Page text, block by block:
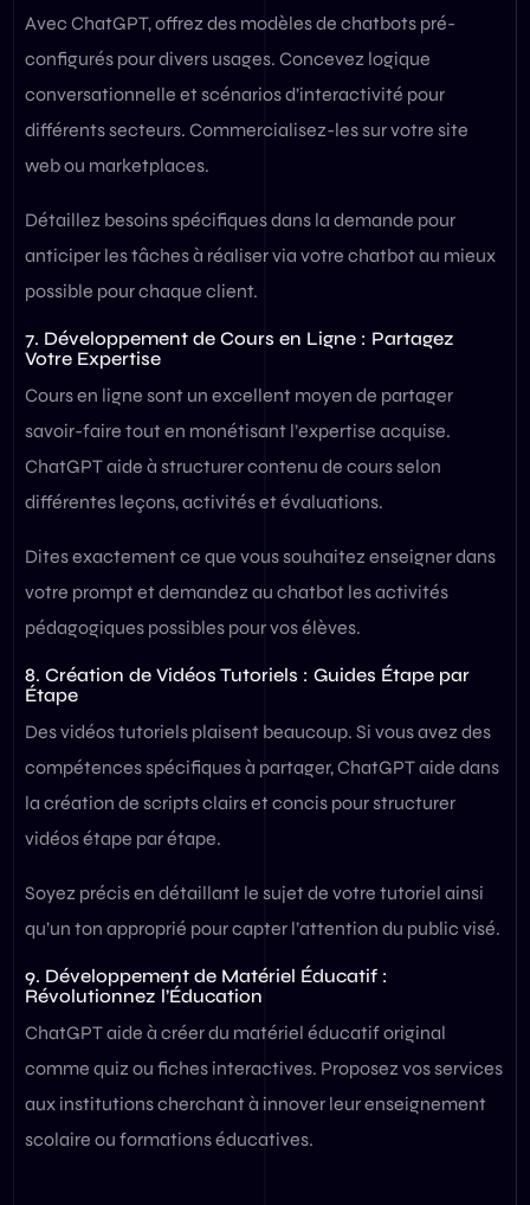
Avec ChatGPT, offrez des modèles de chatbots pré-
configurés pour divers usages. Concevez logique
conversationnelle et scénarios d’interactivité pour
différents secteurs. Commercialisez-les sur votre site
web ou marketplaces.
Détaillez besoins spécifiques dans la demande pour
anticiper les tâches à réaliser via votre chatbot au mieux
possible pour chaque client.
7. Développement de Cours en Ligne : Partagez
Votre Expertise
Cours en ligne sont un excellent moyen de partager
savoir-faire tout en monétisant l’expertise acquise.
ChatGPT aide à structurer contenu de cours selon
différentes leçons, activités et évaluations.
Dites exactement ce que vous souhaitez enseigner dans
votre prompt et demandez au chatbot les activités
pédagogiques possibles pour vos élèves.
8. Création de Vidéos Tutoriels : Guides Étape par
Étape
Des vidéos tutoriels plaisent beaucoup. Si vous avez des
compétences spécifiques à partager, ChatGPT aide dans
la création de scripts clairs et concis pour structurer
vidéos étape par étape.
Soyez précis en détaillant le sujet de votre tutoriel ainsi
qu’un ton approprié pour capter l’attention du public visé.
9. Développement de Matériel Éducatif :
Révolutionnez l’Éducation
ChatGPT aide à créer du matériel éducatif original
comme quiz ou fiches interactives. Proposez vos services
aux institutions cherchant à innover leur enseignement
scolaire ou formations éducatives.